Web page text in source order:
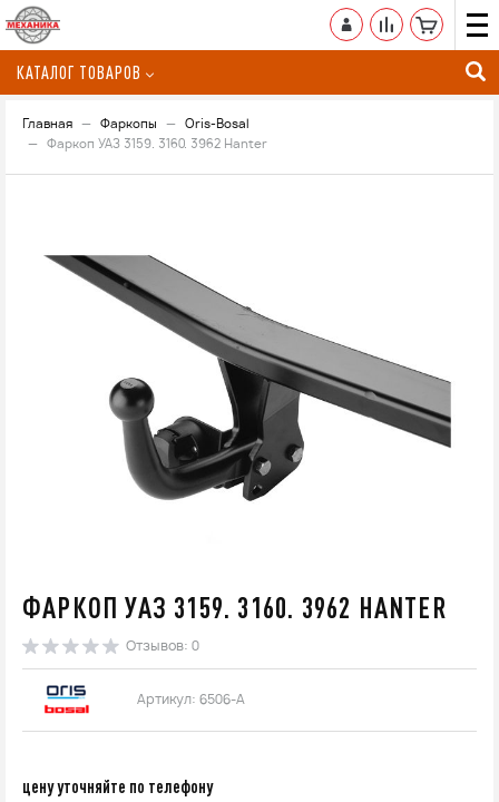
КАТАЛОГ ТОВАРОВ
Главная Фаркопы
Oris-Bosal
Фаркоп УАЗ 3159. 3160. 3962 Hanter
ФАРКОП УАЗ 3159. 3160. 3962 HANTER
Отзывов: 0
Артикул: 6506-A
цену уточняйте по телефону